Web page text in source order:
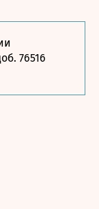
76516